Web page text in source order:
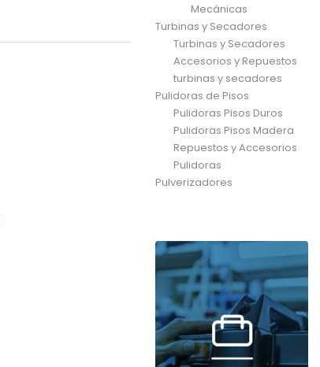
Mecánicas
Turbinas y Secadores
Turbinas y Secadores
Accesorios y Repuestos
turbinas y secadores
Pulidoras de Pisos
Pulidoras Pisos Duros
Pulidoras Pisos Madera
Repuestos y Accesorios
Pulidoras
Pulverizadores